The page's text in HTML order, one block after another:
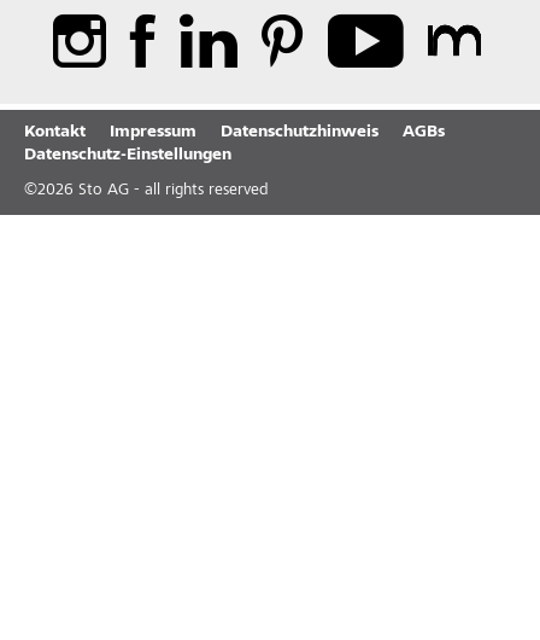
Kontakt Impressum Datenschutzhinweis
AGBs
Datenschutz-Einstellungen
©2026 Sto AG - all rights reserved